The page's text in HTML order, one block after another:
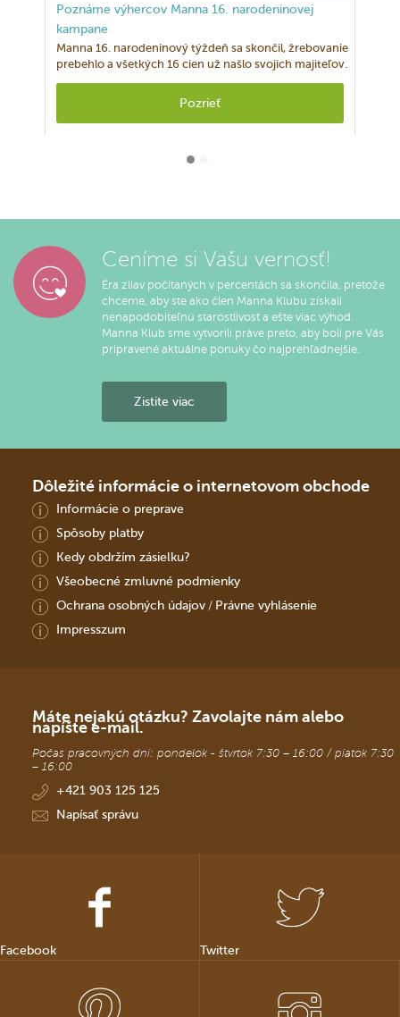
Poznáme výhercov Manna 16. narodeninovej
kampane
Manna 16. narodeninový týždeň sa skončil, žrebovanie
prebehlo a všetkých 16 cien už našlo svojich majiteľov.
Pozrieť
Ceníme si Vašu vernosť!
Éra zliav počítaných v percentách sa skončila, pretože
chceme, aby ste ako člen Manna Klubu získali
nenapodobiteľnú starostlivosť a ešte viac výhod.
Manna Klub sme vytvorili práve preto, aby boli pre Vás
pripravené aktuálne ponuky čo najprehľadnejšie.
Zistite viac
Dôležité informácie o internetovom obchode
Informácie o preprave
Spôsoby platby
Kedy obdržím zásielku?
Všeobecné zmluvné podmienky
Ochrana osobných údajov/ Právne vyhlásenie
Impresszum
Máte nejakú otázku? Zavolajte nám alebo
napíšte e-mail.
Počas pracovných dní: pondelok - štvrtok 7:30 – 16:00 / piatok 7:30
– 16:00
+421 903 125 125
Napísať správu
Facebook Twitter